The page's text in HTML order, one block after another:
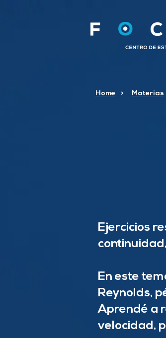
Home > Materias
Ejercicios
En este
Reynolds,
Aprendé a
velocidad,